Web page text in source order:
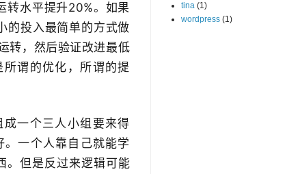
转水平提升20​%。如果
的投入最简单的方式做
转，然后验证改进最低
谓的优化，所谓的提
一个三人小组要来得
一个人靠自己就能学
。但是反过来逻辑可能
tina (1)
wordpress (1)